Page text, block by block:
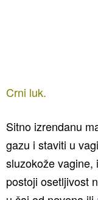
Crni luk.
Sitno izrendanu
gazu i staviti u
sluzokože vagine,
postoji osetljivost